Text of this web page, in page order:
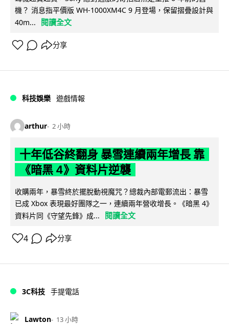
機？ 消息指平價版 WH-1000XM4C 9 月登場，保留摺疊設計與
40m...
閱讀全文
分享
科技娛樂 遊戲情報
arthur 2 小時
十年低谷終翻身 暴雪連續兩年增長 靠
《暗黑 4》資料片逆襲
收購兩年，暴雪終於擺脫動視魔咒？總裁內部電郵流出：暴雪
已成 Xbox 表現最好團隊之一，連續兩年營收增長。《暗黑 4》
資料片同《守望先鋒》成...
閱讀全文
4 分享
3C科技 手提電話
Lawton 13 小時